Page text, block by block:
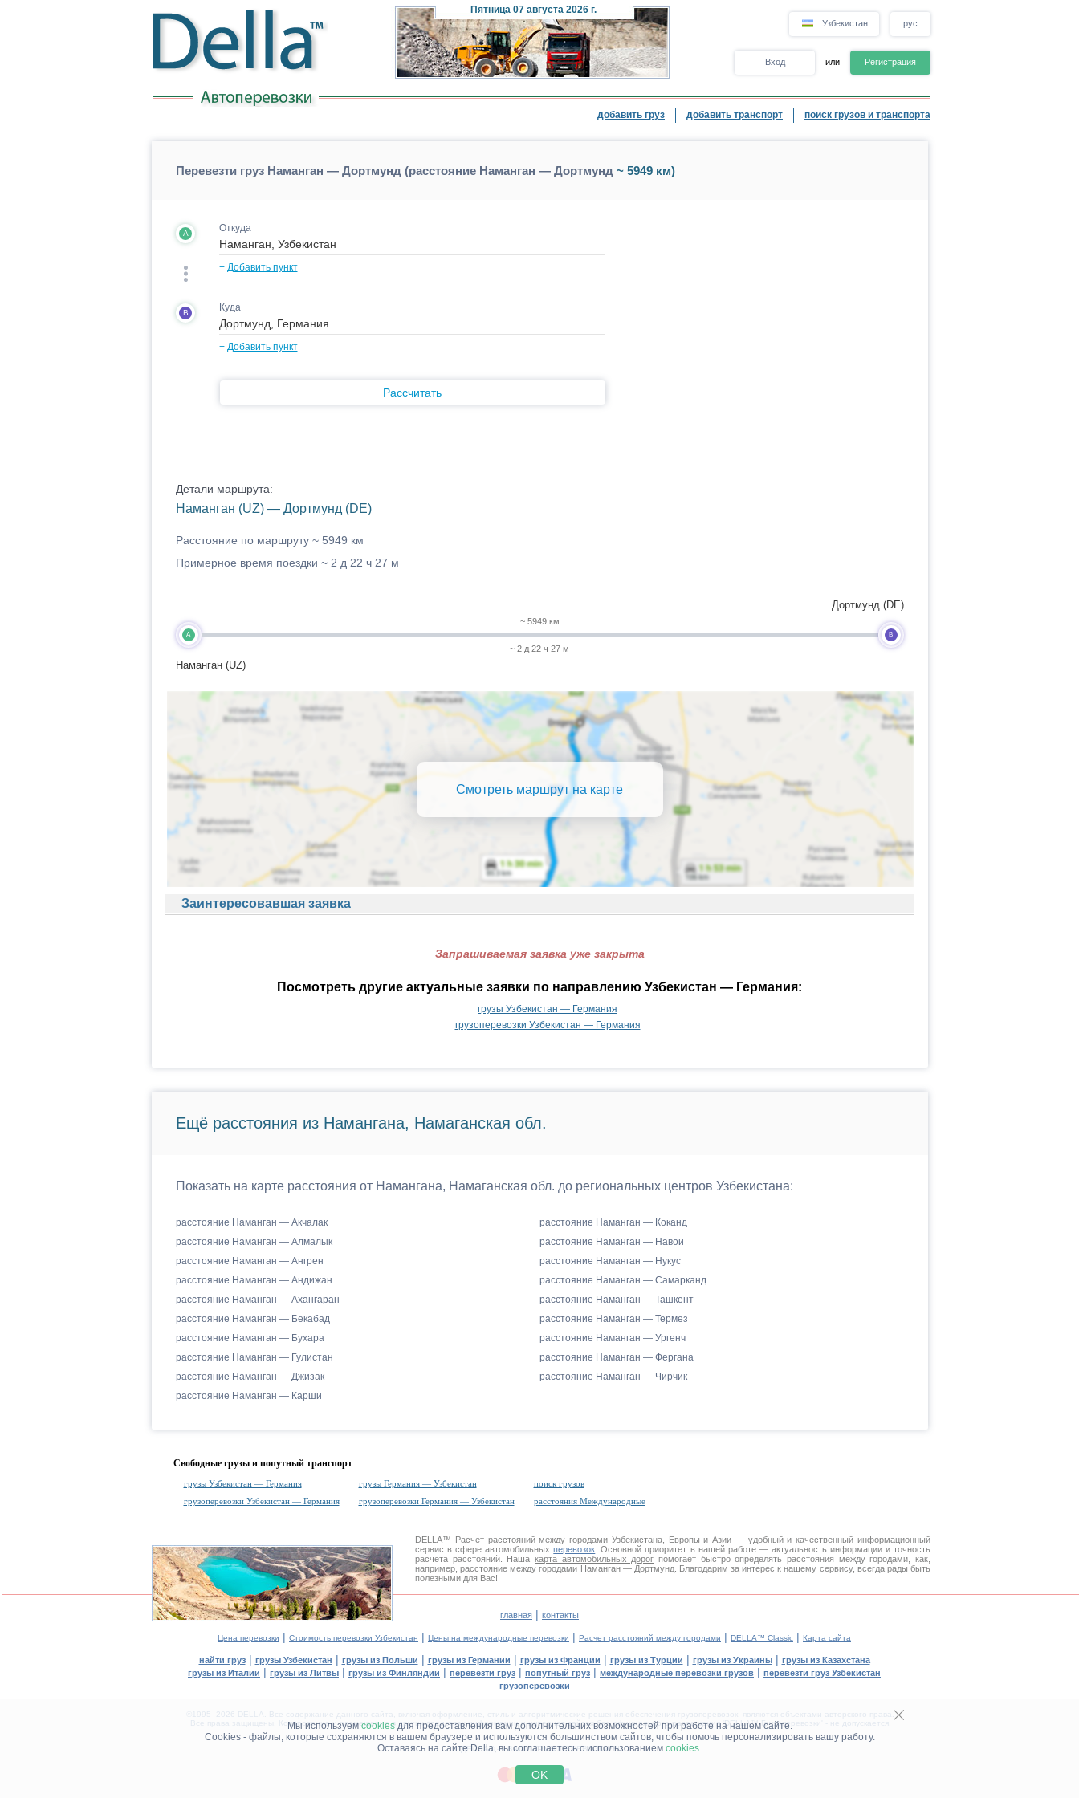
Пятница07 августа 2026 г.
Узбекистан рус
Вход или Регистрация
добавить груз добавить транспорт поиск грузов и транспорта
Мы используем cookiesдля предоставления вам дополнительних возможностей при работе на нашем сайте.
Cookies - файлы, которые сохраняются в вашем браузере и используются большинством сайтов, чтобы помочь персонализировать вашу работу.
Оставаясь на сайте Della, вы соглашаетесь с использованием cookies.
OK
Перевезти груз Наманган — Дортмунд (расстояние Наманган — Дортмунд ~ 5949 км)
A Откуда
+ Добавить пункт
B Куда
+ Добавить пункт
Рассчитать
Детали маршрута:
Наманган (UZ) — Дортмунд (DE)
Расстояние по маршруту ~ 5949 км
Примерное время поездки ~ 2 д 22 ч 27 м
A
Наманган (UZ)
~ 5949 км
~ 2 д 22 ч 27 м
B
Дортмунд (DE)
Смотреть маршрут на карте
Заинтересовавшая заявка
Запрашиваемая заявка уже закрыта
Посмотреть другие актуальные заявки по направлению Узбекистан — Германия:
грузы Узбекистан — Германия
грузоперевозки Узбекистан — Германия
Ещё расстояния из Намангана, Намаганская обл.
Показать на карте расстояния от Намангана, Намаганская обл. до региональных центров Узбекистана:
расстояние Наманган — Акчалак
расстояние Наманган — Алмалык
расстояние Наманган — Ангрен
расстояние Наманган — Андижан
расстояние Наманган — Ахангаран
расстояние Наманган — Бекабад
расстояние Наманган — Бухара
расстояние Наманган — Гулистан
расстояние Наманган — Джизак
расстояние Наманган — Карши
расстояние Наманган — Коканд
расстояние Наманган — Навои
расстояние Наманган — Нукус
расстояние Наманган — Самарканд
расстояние Наманган — Ташкент
расстояние Наманган — Термез
расстояние Наманган — Ургенч
расстояние Наманган — Фергана
расстояние Наманган — Чирчик
Свободные грузы и попутный транспорт
грузы Узбекистан — Германия грузы Германия — Узбекистан
поиск грузов
грузоперевозки Узбекистан — Германия
грузоперевозки Германия — Узбекистан расстояния Международные
DELLA™ Расчет расстояниймежду городами Узбекистана, Европы и Азии — удобный и качественный информационный
сервис в сфере автомобильныхперевозок . Основной приоритет в нашей работе — актуальность информации и точность
расчета расстояний. Наша карта автомобильных дорог помогает быстро определять расстояния между городами, как,
например, расстояние между городами Наманган — Дортмунд. Благодарим за интерес к нашему сервису, всегда рады быть
полезными для Вас!
главная | контакты
Цена перевозки | Стоимость перевозки Узбекистан | Цены на международные перевозки | Расчет расстояний между городами | DELLA™ Classic | Карта сайта
найти груз| грузы Узбекистан | грузы из Польши | грузы из Германии | грузы из Франции | грузы из Турции | грузы из Украины| грузы из Казахстана
грузы из Италии | грузы из Литвы | грузы из Финляндии | перевезти груз | попутный груз | международные перевозки грузов | перевезти груз Узбекистан
грузоперевозки
©1995–2026 DELLA. Все содержание данного сайта, включая оформление, стиль и алгоритмические решения обеспечения грузоперевозок, являются объектами авторского права.
Все права защищены.
Копирование и размещение в других средствах информации и интернет-сайтах без официального разрешения 'DELLA™ Грузоперевозки' - не допускается.
ДЕЛЛА® —ВАШИГРУЗОПЕРЕВОЗКИ™!